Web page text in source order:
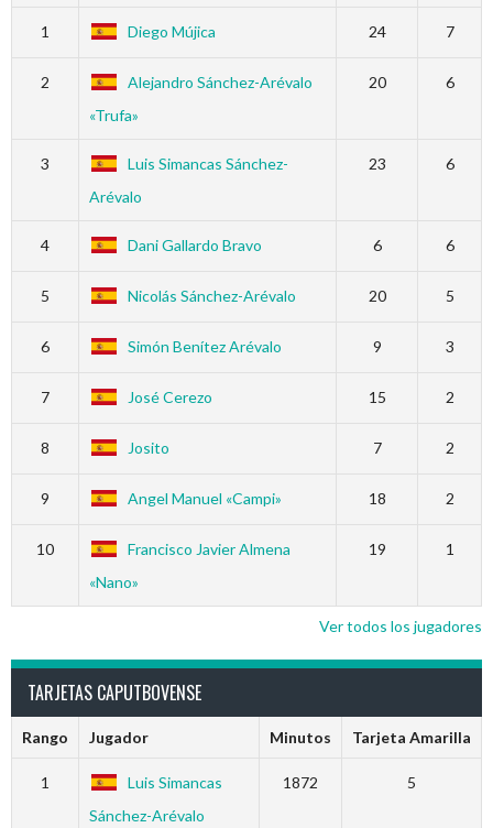
1 Diego Mújica 24 7
2
Alejandro Sánchez-Arévalo
«Trufa»
20 6
3
Luis Simancas Sánchez-
Arévalo
23 6
4 Dani Gallardo Bravo 6 6
5 Nicolás Sánchez-Arévalo 20 5
6 Simón Benítez Arévalo 9 3
7 José Cerezo 15 2
8 Josito 7 2
9 Angel Manuel «Campi» 18 2
10
Francisco Javier Almena
«Nano»
19 1
Ver todos los jugadores
TARJETAS CAPUTBOVENSE
Rango Jugador Minutos Tarjeta Amarilla
1
Luis Simancas
Sánchez-Arévalo
1872 5